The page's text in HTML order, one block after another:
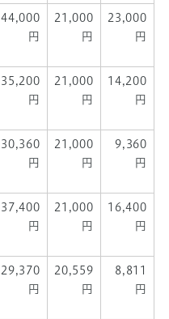
44,000
円
21,000
円
23,000
円
35,200
円
21,000
円
14,200
円
30,360
円
21,000
円
9,360
円
37,400
円
21,000
円
16,400
円
29,370
円
20,559
円
8,811
円